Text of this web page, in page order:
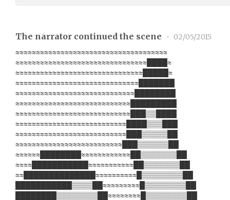
The narrator continued the scene •
02/05/2015
≈≈≈≈≈≈≈≈≈≈≈≈≈≈≈≈≈≈≈≈≈≈≈≈≈≈≈≈≈≈≈≈≈≈≈≈≈
≈≈≈≈≈≈≈≈≈≈≈≈≈≈≈≈≈≈≈≈≈≈≈≈≈≈≈≈≈≈≈≈████≈
≈≈≈≈≈≈≈≈≈≈≈≈≈≈≈≈≈≈≈≈≈≈≈≈≈≈≈≈≈≈≈█████≈
≈≈≈≈≈≈≈≈≈≈≈≈≈≈≈≈≈≈≈≈≈≈≈≈≈≈≈≈≈≈███████
≈≈≈≈≈≈≈≈≈≈≈≈≈≈≈≈≈≈≈≈≈≈≈≈≈≈≈≈≈████████
≈≈≈≈≈≈≈≈≈≈≈≈≈≈≈≈≈≈≈≈≈≈≈≈≈≈≈≈█████████
≈≈≈≈≈≈≈≈≈≈≈≈≈≈≈≈≈≈≈≈≈≈≈≈≈≈≈≈███▒▒████
≈≈≈≈≈≈≈≈≈≈≈≈≈≈≈≈≈≈≈≈≈≈≈≈≈≈≈████▒▒▒███
≈≈≈≈≈≈≈≈≈≈≈≈≈≈≈≈≈≈≈≈≈≈≈≈≈≈≈███▒▒▒▒▒██
≈≈≈≈≈≈≈≈≈≈≈≈≈≈≈≈≈≈≈≈≈≈≈≈≈≈███▒▒▒▒▒▒██
≈≈≈≈≈≈████████≈≈≈≈≈≈≈≈≈≈≈≈██▒▒▒▒▒▒▒██
≈≈≈≈███████████≈≈≈≈≈≈≈≈≈≈≈██▒▒▒▒▒▒▒██
≈≈██████████████≈≈≈≈≈≈≈≈≈≈█▒▒▒▒▒▒▒▒██
███████████▒▒▒▒██≈≈≈≈≈≈≈≈≈█▒▒▒▒▒▒▒▒██
████████▒▒▒▒▒▒▒▒██≈≈≈≈≈≈≈≈█▒▒▒▒▒▒▒▒██